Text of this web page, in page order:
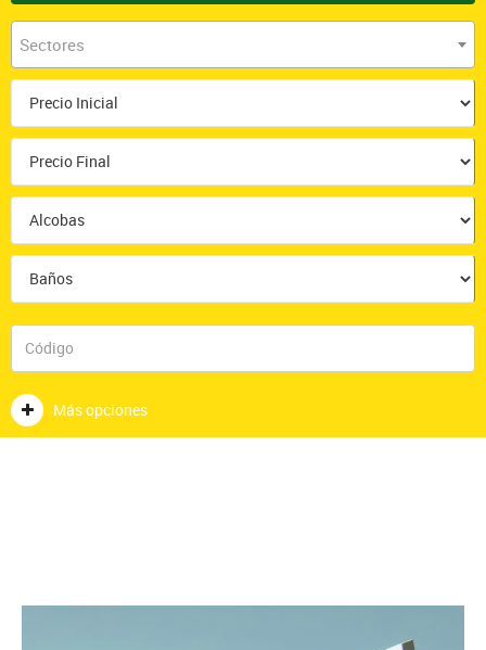
Sectores
Más opciones